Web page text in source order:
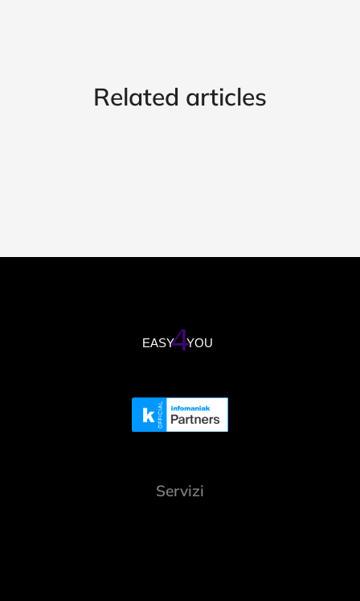
Related articles
Servizi